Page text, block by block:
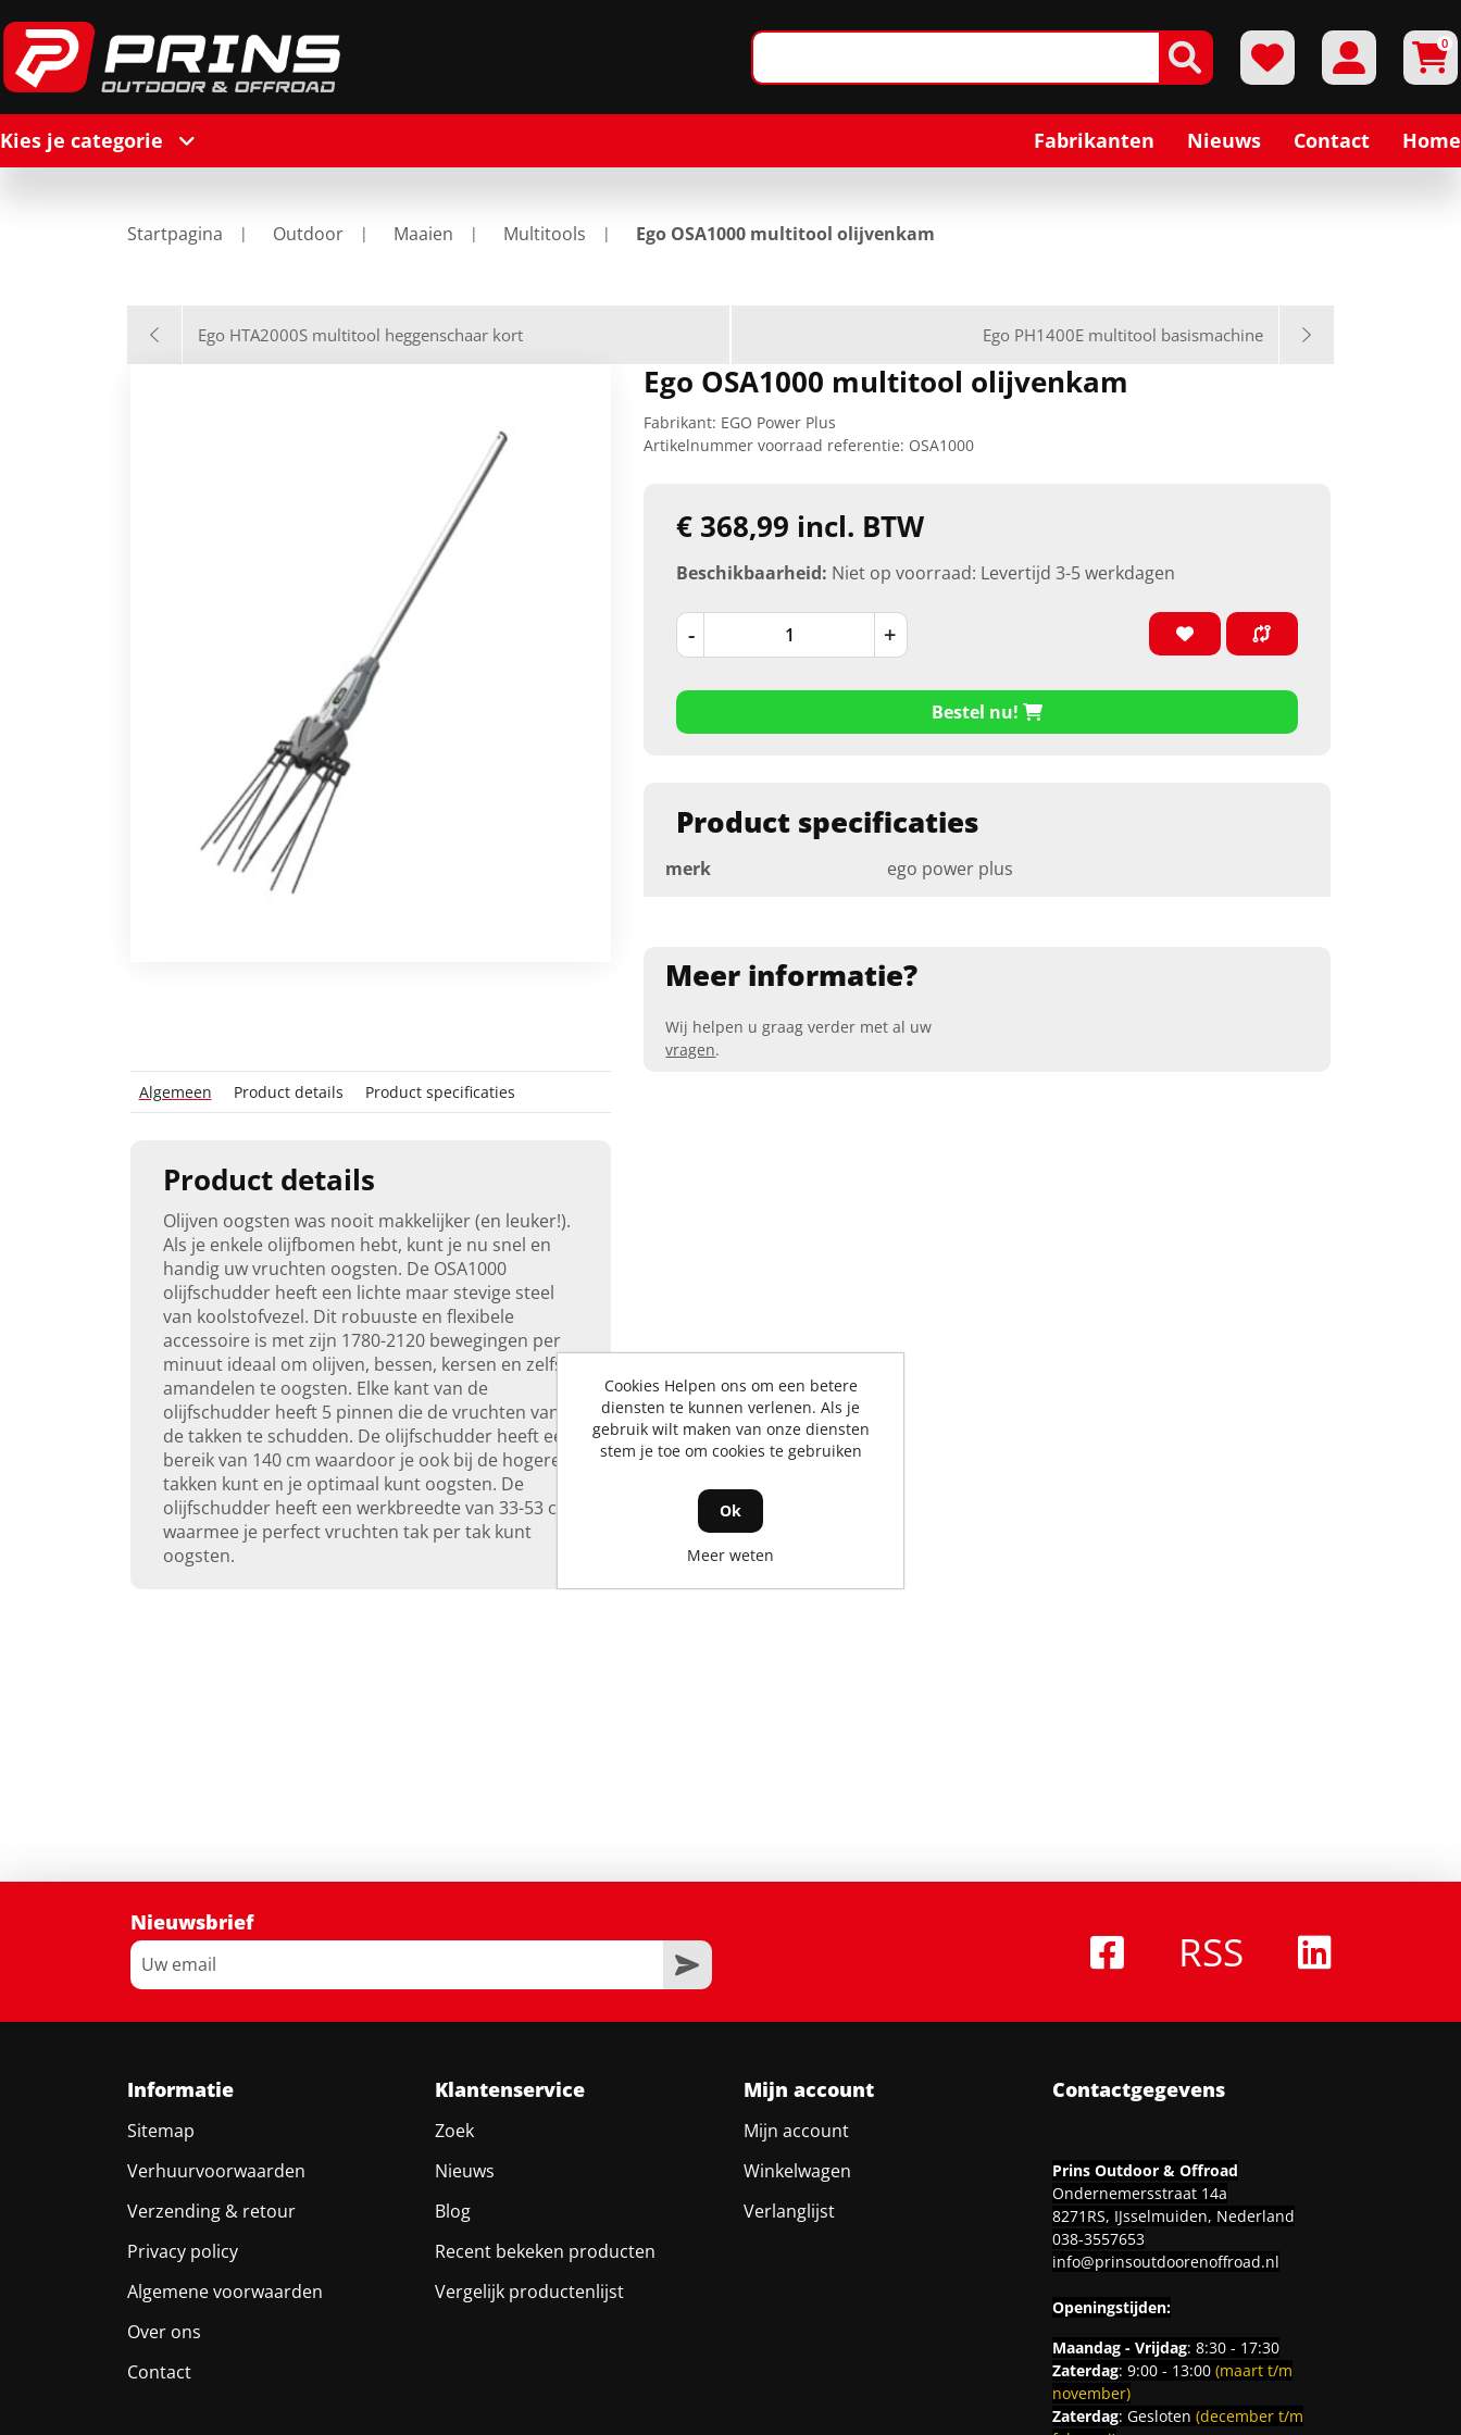
0
Kies je categorie Fabrikanten Nieuws Contact Home
Startpagina Outdoor Maaien Multitools Ego OSA1000 multitool olijvenkam
Ego HTA2000S multitool heggenschaar kort Ego PH1400E multitool basismachine
Product details
Olijven oogsten was nooit makkelijker (en leuker!).
Als je enkele olijfbomen hebt, kunt je nu snel en
handig uw vruchten oogsten. De OSA1000
olijfschudder heeft een lichte maar stevige steel
van koolstofvezel. Dit robuuste en flexibele
accessoire is met zijn 1780-2120 bewegingen per
minuut ideaal om olijven, bessen, kersen en zelfs
amandelen te oogsten. Elke kant van de
olijfschudder heeft 5 pinnen die de vruchten van
de takken te schudden. De olijfschudder heeft een
bereik van 140 cm waardoor je ook bij de hogere
takken kunt en je optimaal kunt oogsten. De
olijfschudder heeft een werkbreedte van 33-53 cm
waarmee je perfect vruchten tak per tak kunt
oogsten.
Algemeen Product details Product specificaties
Ego OSA1000 multitool olijvenkam
Fabrikant: EGO Power Plus
Artikelnummer voorraad referentie: OSA1000
€ 368,99 incl. BTW
Beschikbaarheid: Niet op voorraad: Levertijd 3-5 werkdagen
- +
Bestel nu!
Product specificaties
merk ego power plus
Meer informatie?
Wij helpen u graag verder met al uw
vragen.
Nieuwsbrief
RSS
Informatie
Sitemap
Verhuurvoorwaarden
Verzending & retour
Privacy policy
Algemene voorwaarden
Over ons
Contact
Klantenservice
Zoek
Nieuws
Blog
Recent bekeken producten
Vergelijk productenlijst
Mijn account
Mijn account
Winkelwagen
Verlanglijst
Contactgegevens
Prins Outdoor & Offroad
Ondernemersstraat 14a
8271RS, IJsselmuiden, Nederland
038-3557653
info@prinsoutdoorenoffroad.nl
Openingstijden:
Maandag - Vrijdag: 8:30 - 17:30
Zaterdag: 9:00 - 13:00 (maart t/m
november)
Zaterdag: Gesloten (december t/m
Cookies Helpen ons om een betere
diensten te kunnen verlenen. Als je
gebruik wilt maken van onze diensten
stem je toe om cookies te gebruiken
Ok
Meer weten